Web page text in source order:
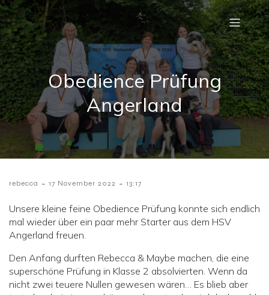
Obedience Prüfung
Angerland
rebecca - 17 November 2022 - 13:17
Unsere kleine feine Obedience Prüfung konnte sich endlich
mal wieder über ein paar mehr Starter aus dem HSV
Angerland freuen.
Den Anfang durften Rebecca & Maybe machen, die eine
superschöne Prüfung in Klasse 2 absolvierten. Wenn da
nicht zwei teuere Nullen gewesen wären… Es blieb aber